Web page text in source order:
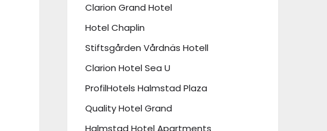
Clarion Grand Hotel
Hotel Chaplin
Stiftsgården Vårdnäs Hotell
Clarion Hotel Sea U
ProfilHotels Halmstad Plaza
Quality Hotel Grand
Halmstad Hotel Apartments